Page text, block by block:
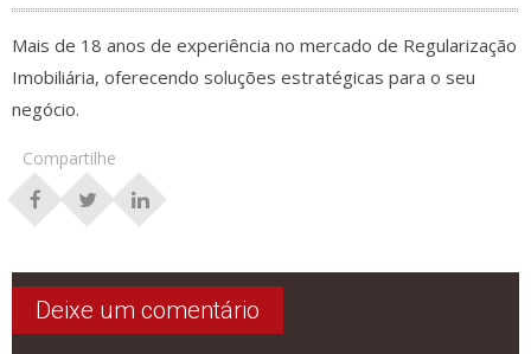
Mais de 18 anos de experiência no mercado de Regularização
Imobiliária, oferecendo soluções estratégicas para o seu
negócio.
Compartilhe
Deixe um comentário